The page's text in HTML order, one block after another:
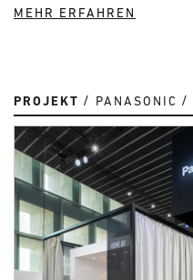
MEHR ERFAHREN
PROJEKT PANASONIC